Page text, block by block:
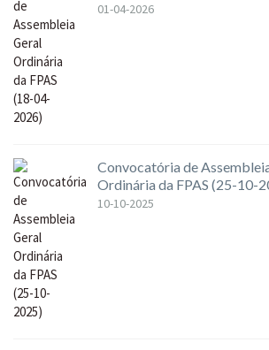
01-04-2026
Convocatória de
Ordinária da FPAS (25-10-
10-10-2025